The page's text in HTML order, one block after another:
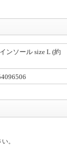
ンソール size L (約
。